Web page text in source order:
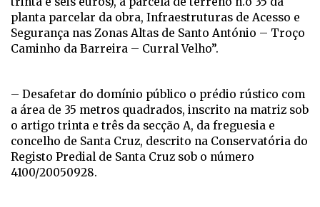
planta parcelar da obra, Infraestruturas de Acesso e
Segurança nas Zonas Altas de Santo António – Troço
Caminho da Barreira – Curral Velho”.
– Desafetar do domínio público o prédio rústico com
a área de 35 metros quadrados, inscrito na matriz sob
o artigo trinta e três da secção A, da freguesia e
concelho de Santa Cruz, descrito na Conservatória do
Registo Predial de Santa Cruz sob o número
4100/20050928.